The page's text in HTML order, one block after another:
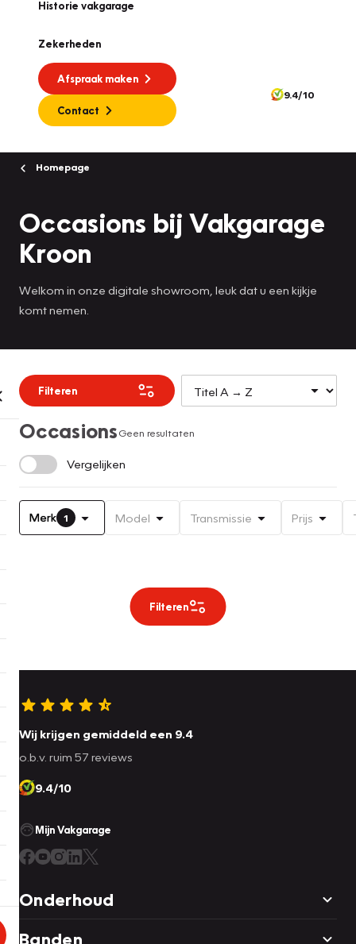
Historie vakgarage
Zekerheden
Afspraak maken
Contact
9.4/10
Homepage
Occasions bij Vakgarage
Kroon
Welkom in onze digitale showroom, leuk dat u een kijkje
komt nemen.
Filteren
OccasionsGeen resultaten
Vergelijken
Merk 1 Model Transmissie Prijs
Filteren
Wij krijgen gemiddeld een 9.4
o.b.v. ruim 57 reviews
9.4/10
Mijn Vakgarage
Onderhoud
Banden